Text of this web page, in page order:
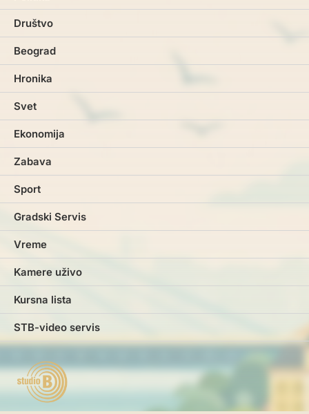
Društvo
Beograd
Hronika
Svet
Ekonomija
Zabava
Sport
Gradski Servis
Vreme
Kamere uživo
Kursna lista
STB-video servis